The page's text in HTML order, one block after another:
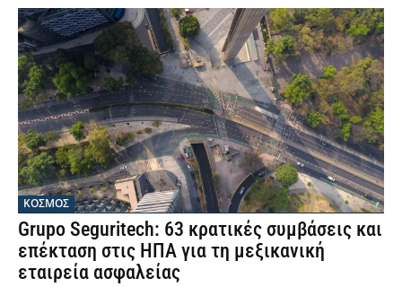
ΚΟΣΜΟΣ
Grupo Seguritech: 63 κρατικές συμβάσεις και
επέκταση στις ΗΠΑ για τη μεξικανική
εταιρεία ασφαλείας